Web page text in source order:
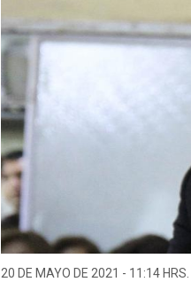
20 DE MAYO DE 2021 - 11:14 HRS.